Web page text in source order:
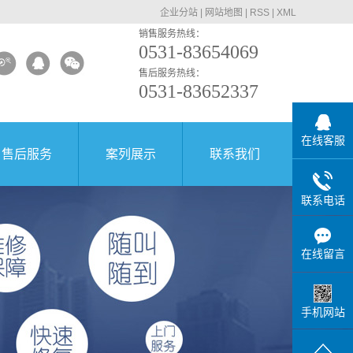
企业分站 网站地图 RSS
XML
销售服务热线：
0531-83654069
售后服务热线：
0531-83652337
售后服务 案列展示 联系我们
在线客服
联系电话
在线留言
手机网站